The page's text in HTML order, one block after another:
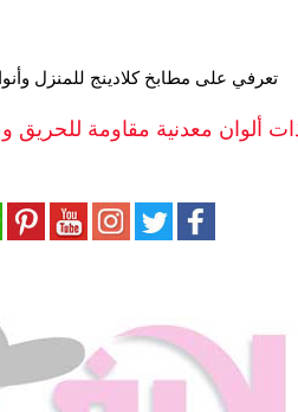
تعرفي على مطابخ كلادينج للمنزل
ألوان معدنية مقاومة للحريق